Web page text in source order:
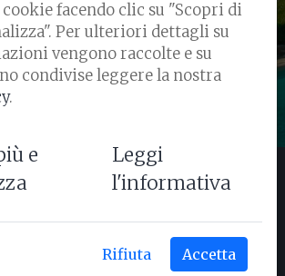
SERVIZI
PISCINA
PANORAMICA
facendo clic su "Scopri di
Per ulteriori dettagli su
vengono raccolte e su
condivise leggere la nostra
.
e
Leggi
l'informativa
Rifiuta Accetta